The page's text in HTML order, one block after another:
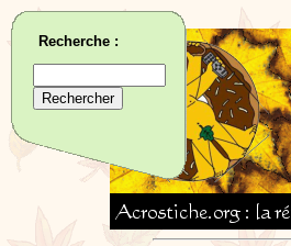
Recherche :